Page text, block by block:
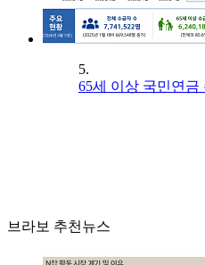
5.
65세 이상 국민연금
브라보 추천뉴스